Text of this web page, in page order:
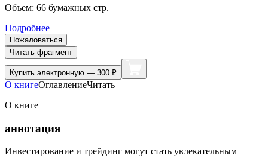
Объем: 66 бумажных стр.
Подробнее
Пожаловаться
Читать фрагмент
Купить электронную — 300 ₽
О книгеОглавлениеЧитать
О книге
аннотация
Инвестирование и трейдинг могут стать увлекательным